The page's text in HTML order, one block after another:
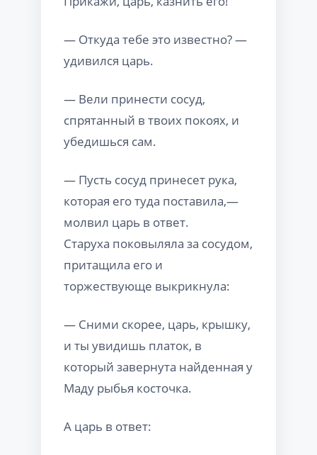
— Откуда тебе это известно? —
удивился царь.
— Вели принести сосуд,
спрятанный в твоих покоях, и
убедишься сам.
— Пусть сосуд принесет рука,
которая его туда поставила,—
молвил царь в ответ.
Старуха поковыляла за сосудом,
притащила его и
торжествующе выкрикнула:
— Сними скорее, царь, крышку,
и ты увидишь платок, в
который завернута найденная у
Маду рыбья косточка.
А царь в ответ: